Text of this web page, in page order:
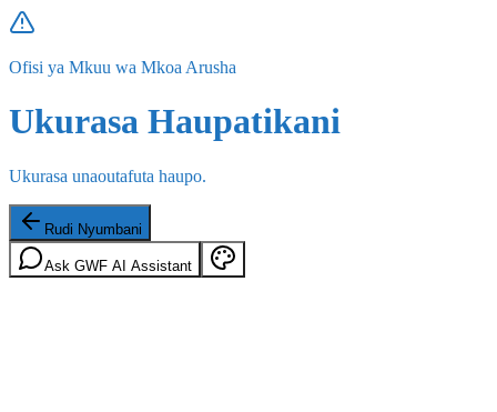
Ofisi ya Mkuu wa Mkoa Arusha
Ukurasa Haupatikani
Ukurasa unaoutafuta haupo.
Rudi Nyumbani
Ask GWF AI Assistant